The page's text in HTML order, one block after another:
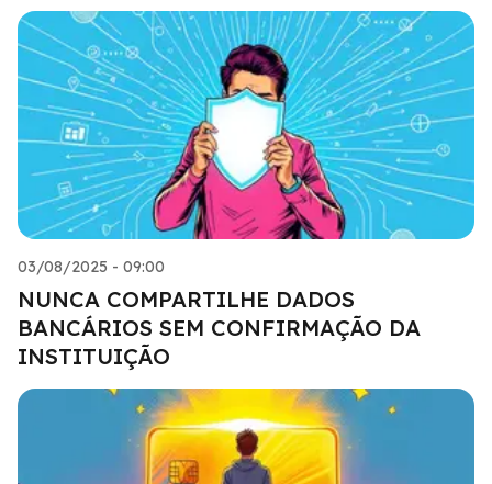
03/08/2025 - 09:00
NUNCA COMPARTILHE DADOS
BANCÁRIOS SEM CONFIRMAÇÃO DA
INSTITUIÇÃO